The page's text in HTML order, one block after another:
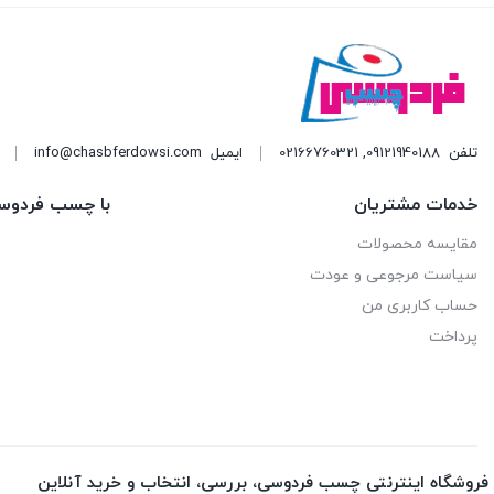
15
زتکس - Zettex 22
سلسیل
سودال 1
سینا 27
تلفن 09121940188
,
02166760321 ایمیل info@chasbferdowsi.com
خدمات مشتریان
مقایسه محصولات
سیاست مرجوعی و عودت
حساب کاربری من
پرداخت
با چسب
فروشگاه اینترنتی چسب فردوسی، بررسی، انتخاب و خرید آنلاین